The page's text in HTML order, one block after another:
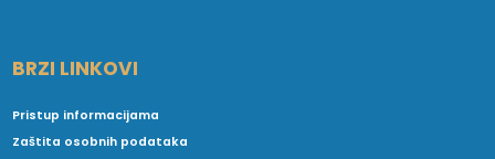
BRZI LINKOVI
Pristup informacijama
Zaštita osobnih podataka